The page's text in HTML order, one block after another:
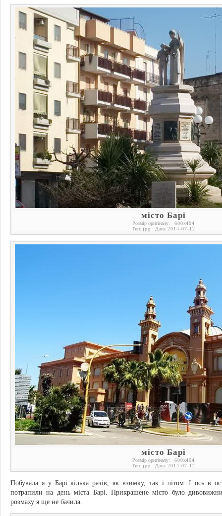
місто Барі
Розмір оригіналу: 600x404
Тип: jpg Дата: 2014-07-12
місто Барі
Розмір оригіналу: 600x404
Тип: jpg Дата: 2014-07-12
Побувала я у Барі кілька разів, як взимку, так і літом. І ось в
потрапили на день міста Барі. Прикрашене місто було
розмаху я ще не бачила.